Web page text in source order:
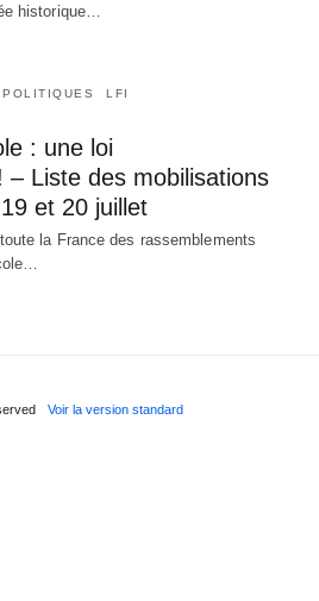
historique…
LFI
: une loi
– Liste des mobilisations
et 20 juillet
la France des rassemblements
Voir la version standard